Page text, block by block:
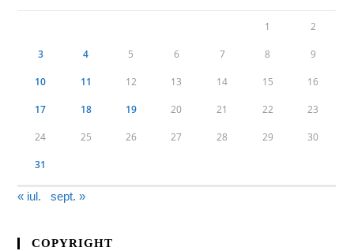
1 2
3 4 5 6 7 8 9
10 11 12 13 14 15 16
17 18 19 20 21 22 23
24 25 26 27 28 29 30
31
« iul. sept. »
COPYRIGHT